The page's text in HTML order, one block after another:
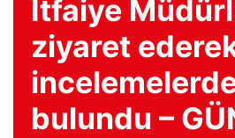
İtfaiye
ziyaret
bulundu –